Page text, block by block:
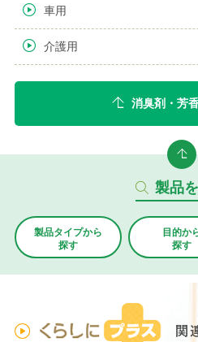
車用
介護用
消臭剤・芳
製品
製品タイプから
探す
目的か
探す